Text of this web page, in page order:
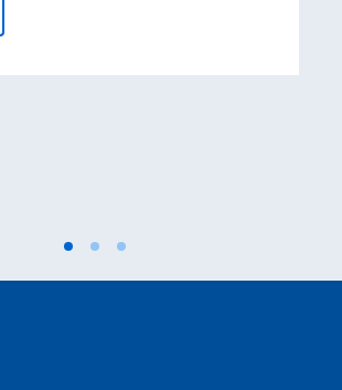
Pubblicazione graduatoria finale
IMPORTANTE : Cessazione della validità della